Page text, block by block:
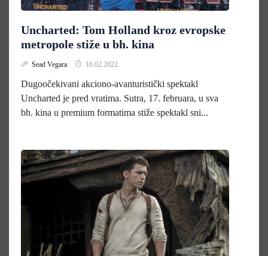
Uncharted: Tom Holland kroz evropske
metropole stiže u bh. kina
Sead Vegara 16.02.2022.
Dugoočekivani akciono-avanturistički spektakl
Uncharted je pred vratima. Sutra, 17. februara, u sva
bh. kina u premium formatima stiže spektakl sni...